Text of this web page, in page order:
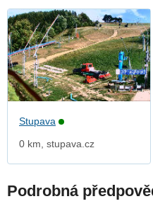
Stupava
0 km, stupava.cz
Podrobná